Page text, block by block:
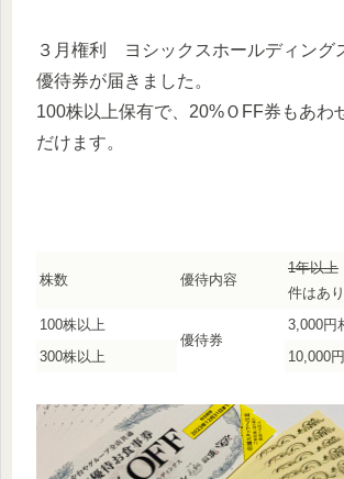
３月権利 ヨシックスホールディング
優待券が届きました。
100株以上保有で、20%ＯFF券もあわ
だけます。
株数 優待内容
1年以上
件はあ
100株以上
優待券
3,000円
300株以上
10,000